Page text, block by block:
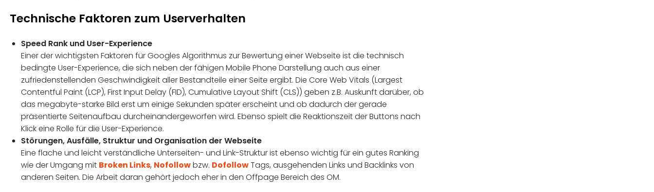
Technische Faktoren zum Userverhalten
Speed Rank und User-Experience
Einer der wichtigsten Faktoren für Googles Algorithmus zur Bewertung einer Webseite ist die technisch
bedingte User-Experience, die sich neben der fähigen Mobile Phone Darstellung auch aus einer
zufriedenstellenden Geschwindigkeit aller Bestandteile einer Seite ergibt. Die Core Web Vitals (Largest
Contentful Paint (LCP), First Input Delay (FID), Cumulative Layout Shift (CLS)) geben z.B. Auskunft darüber, ob
das megabyte-starke Bild erst um einige Sekunden später erscheint und ob dadurch der gerade
präsentierte Seitenaufbau durcheinandergeworfen wird. Ebenso spielt die Reaktionszeit der Buttons nach
Klick eine Rolle für die User-Experience.
Störungen, Ausfälle, Struktur und Organisation der Webseite
Eine flache und leicht verständliche Unterseiten- und Link-Struktur ist ebenso wichtig für ein gutes Ranking
wie der Umgang mit Broken Links, Nofollowbzw. DofollowTags, ausgehenden Links und Backlinks von
anderen Seiten. Die Arbeit daran gehört jedoch eher in den Offpage Bereich des OM.